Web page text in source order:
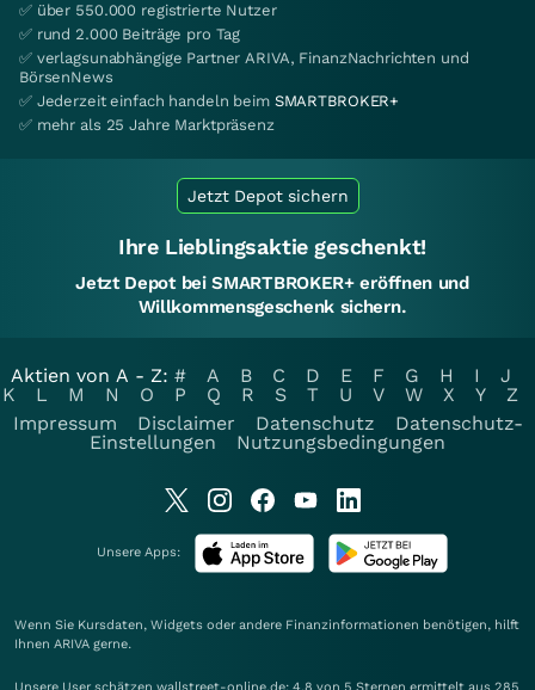
✅ über 550.000 registrierte Nutzer
✅ rund 2.000 Beiträge pro Tag
✅ verlagsunabhängige Partner ARIVA, FinanzNachrichten und
BörsenNews
✅ Jederzeit einfach handeln beim SMARTBROKER+
✅ mehr als 25 Jahre Marktpräsenz
Jetzt Depot sichern
Ihre Lieblingsaktie geschenkt!
Jetzt Depot bei SMARTBROKER+ eröffnen und
Willkommensgeschenk sichern.
Aktien von A - Z: # A B C D E F G H I
J
K
L M N O P Q R S T U V W X Y
Z
Impressum
Disclaimer Datenschutz
Datenschutz-
Einstellungen
Nutzungsbedingungen
Unsere Apps:
Wenn Sie Kursdaten, Widgets oder andere Finanzinformationen benötigen, hilft
Ihnen ARIVA gerne.